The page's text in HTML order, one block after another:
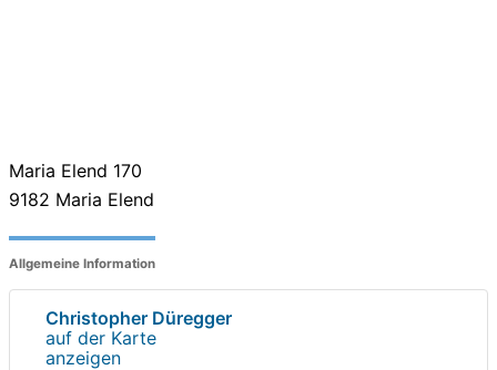
Maria Elend 170
9182 Maria Elend
Allgemeine Information
Christopher Düregger
auf der Karte
anzeigen